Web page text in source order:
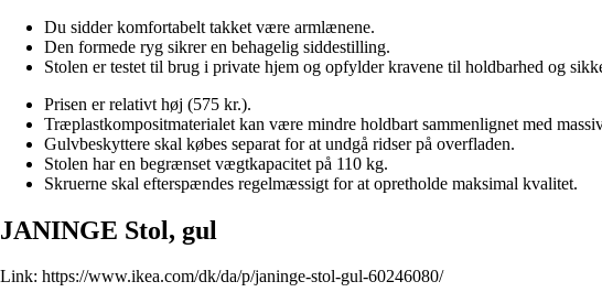
Du sidder komfortabelt takket være armlænene.
Den formede ryg sikrer en behagelig siddestilling.
Stolen er testet til brug i private hjem og opfylder kravene til holdbarhed og
Prisen er relativt høj (575 kr.).
Træplastkompositmaterialet kan være mindre holdbart sammenlignet med
Gulvbeskyttere skal købes separat for at undgå ridser på overfladen.
Stolen har en begrænset vægtkapacitet på 110 kg.
Skruerne skal efterspændes regelmæssigt for at opretholde maksimal kvalitet.
JANINGE Stol, gul
Link: https://www.ikea.com/dk/da/p/janinge-stol-gul-60246080/